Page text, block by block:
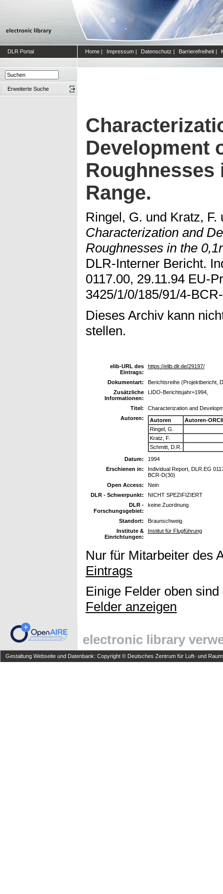
DLR Portal Home | Impressum | Datenschutz | Barrierefreiheit |
Erweiterte Suche
Development
Roughnesses
Range.
Ringel, G. und Kratz, F.
Characterization and
Roughnesses in the
DLR-Interner Bericht.
0117.00, 29.11.94 EU-
3425/1/0/185/91/4-
Dieses Archiv kann
stellen.
elib-URL des
Eintrags:
https://elib.dlr.de/29197/
Dokumentart:
Berichtsreihe (Projektbericht,
Zusätzliche
Informationen:
LIDO-Berichtsjahr=1994,
Titel:
Characterization and
Autoren:
Autoren
Autoren-
Ringel, G.
Kratz, F.
Schmitt, D.R.
Datum:
1994
Erschienen in:
Individual Report, DLR.EG
BCR-D(30)
Open Access:
Nein
DLR - Schwerpunkt:
NICHT SPEZIFIZIERT
DLR -
Forschungsgebiet:
keine Zuordnung
Standort:
Braunschweig
Institute &
Einrichtungen:
Institut für Flugführung
Nur für Mitarbeiter des
Eintrags
Einige Felder oben
Felder anzeigen
electronic library
Gestaltung Webseite und Datenbank: Copyright © Deutsches Zentrum für Luft- und